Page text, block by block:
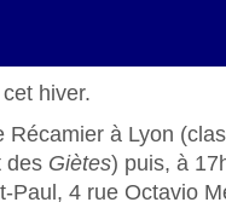
hiver.
Récamier à Lyon
des Giètes) puis, à
Paul, 4 rue Octavio